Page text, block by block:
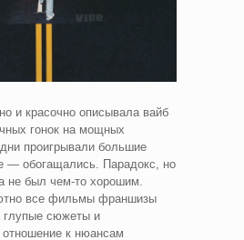
и красочно описывала вайб
гонок на мощных
проигрывали большие
— обогащались. Парадокс, но
не был чем-то хорошим.
все фильмы франшизы
глупые сюжеты и
отношение к нюансам